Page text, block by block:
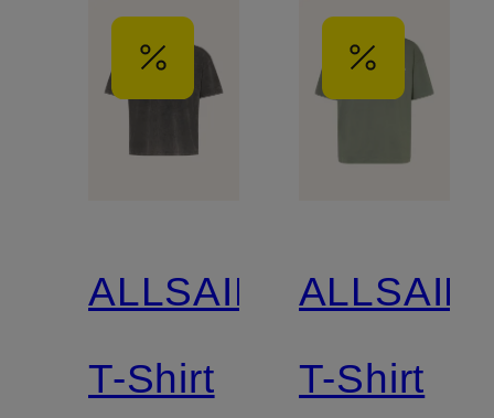
ALLSAINTS
T-Shirt
T-Shirt